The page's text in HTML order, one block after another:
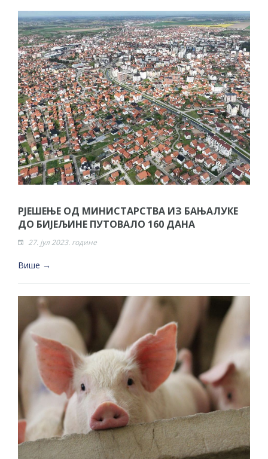
РЈЕШЕЊЕ ОД МИНИСТАРСТВА ИЗ БАЊАЛУКЕ
ДО БИЈЕЉИНЕ ПУТОВАЛО 160 ДАНА
27. јул 2023. године
Више →